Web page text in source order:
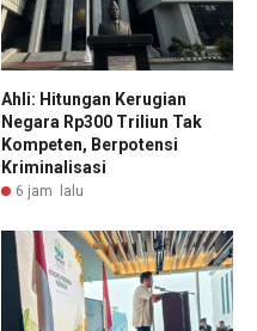
Ahli: Hitungan Kerugian
Negara Rp300 Triliun Tak
Kompeten, Berpotensi
Kriminalisasi
6 jam lalu